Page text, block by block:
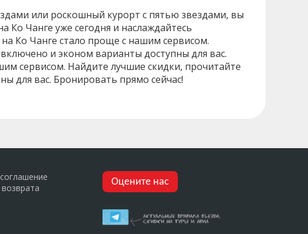
или роскошный курорт с пятью звездами, вы
Ко Чанге уже сегодня и наслаждайтесь
Ко Чанге стало проще с нашим сервисом.
и эконом варианты доступны для вас.
сервисом. Найдите лучшие скидки, прочитайте
для вас. Бронировать прямо сейчас!
Оцените нас